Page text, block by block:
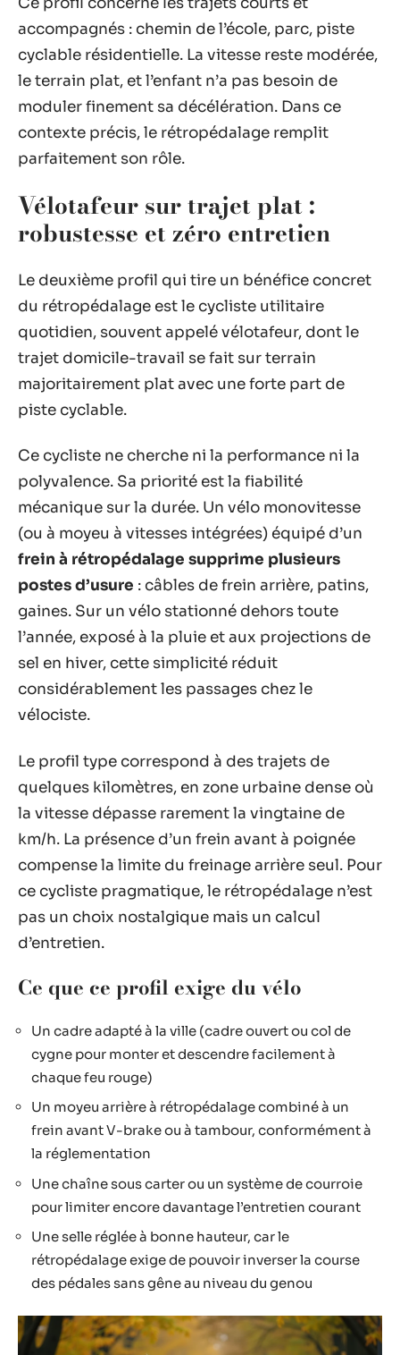
accompagnés : chemin de l’école, parc, piste
cyclable résidentielle. La vitesse reste modérée,
le terrain plat, et l’enfant n’a pas besoin de
moduler finement sa décélération. Dans ce
contexte précis, le rétropédalage remplit
parfaitement son rôle.
Vélotafeur sur trajet plat :
robustesse et zéro entretien
Le deuxième profil qui tire un bénéfice concret
du rétropédalage est le cycliste utilitaire
quotidien, souvent appelé vélotafeur, dont le
trajet domicile-travail se fait sur terrain
majoritairement plat avec une forte part de
piste cyclable.
Ce cycliste ne cherche ni la performance ni la
polyvalence. Sa priorité est la fiabilité
mécanique sur la durée. Un vélo monovitesse
(ou à moyeu à vitesses intégrées) équipé d’un
frein à rétropédalage supprime plusieurs
postes d’usure : câbles de frein arrière, patins,
gaines. Sur un vélo stationné dehors toute
l’année, exposé à la pluie et aux projections de
sel en hiver, cette simplicité réduit
considérablement les passages chez le
vélociste.
Le profil type correspond à des trajets de
quelques kilomètres, en zone urbaine dense où
la vitesse dépasse rarement la vingtaine de
km/h. La présence d’un frein avant à poignée
compense la limite du freinage arrière seul. Pour
ce cycliste pragmatique, le rétropédalage n’est
pas un choix nostalgique mais un calcul
d’entretien.
Ce que ce profil exige du vélo
Un cadre adapté à la ville (cadre ouvert ou col de
cygne pour monter et descendre facilement à
chaque feu rouge)
Un moyeu arrière à rétropédalage combiné à un
frein avant V-brake ou à tambour, conformément à
la réglementation
Une chaîne sous carter ou un système de courroie
pour limiter encore davantage l’entretien courant
Une selle réglée à bonne hauteur, car le
rétropédalage exige de pouvoir inverser la course
des pédales sans gêne au niveau du genou